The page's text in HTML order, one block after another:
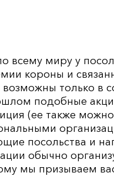
всему миру у
короны и
только в
подобные
(ее также
посольства и
обычно
мы призываем